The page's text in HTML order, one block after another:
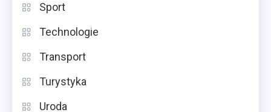
Sport
Technologie
Transport
Turystyka
Uroda